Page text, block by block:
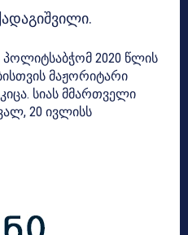
2020 წლის
მაჟორიტარი
სიას მმართველი
20 ივლისს